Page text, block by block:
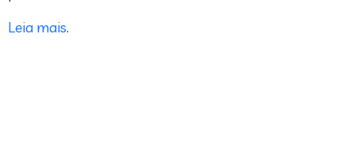
Leia mais.